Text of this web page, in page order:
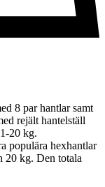
8 par hantlar samt
rejält hantelställ
20 kg.
populära hexhantlar
20 kg. Den totala